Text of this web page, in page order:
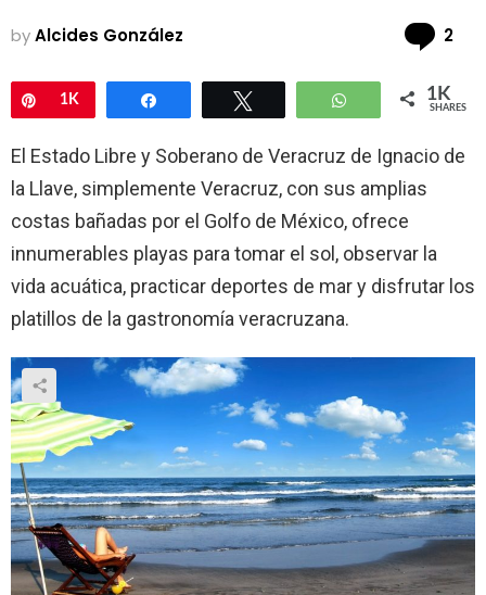
byAlcides González 2
Pin
1K WhatsApp1K
SHARES
El Estado Libre y Soberano de Veracruz de Ignacio de
la Llave, simplemente Veracruz, con sus amplias
costas bañadas por el Golfo de México, ofrece
innumerables playas para tomar el sol, observar la
vida acuática, practicar deportes de mar y disfrutar los
platillos de la gastronomía veracruzana.